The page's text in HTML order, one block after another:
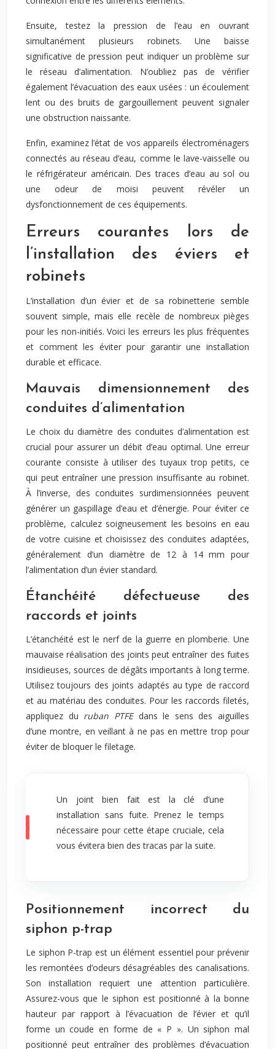
Ensuite, testez la pression de l’eau en ouvrant
simultanément plusieurs robinets. Une baisse
significative de pression peut indiquer un problème sur
le réseau d’alimentation. N’oubliez pas de vérifier
également l’évacuation des eaux usées : un écoulement
lent ou des bruits de gargouillement peuvent signaler
une obstruction naissante.
Enfin, examinez l’état de vos appareils électroménagers
connectés au réseau d’eau, comme le lave-vaisselle ou
le réfrigérateur américain. Des traces d’eau au sol ou
une odeur de moisi peuvent révéler un
dysfonctionnement de ces équipements.
Erreurs courantes lors de
l’installation des éviers et
robinets
L’installation d’un évier et de sa robinetterie semble
souvent simple, mais elle recèle de nombreux pièges
pour les non-initiés. Voici les erreurs les plus fréquentes
et comment les éviter pour garantir une installation
durable et efficace.
Mauvais dimensionnement des
conduites d’alimentation
Le choix du diamètre des conduites d’alimentation est
crucial pour assurer un débit d’eau optimal. Une erreur
courante consiste à utiliser des tuyaux trop petits, ce
qui peut entraîner une pression insuffisante au robinet.
À l’inverse, des conduites surdimensionnées peuvent
générer un gaspillage d’eau et d’énergie. Pour éviter ce
problème, calculez soigneusement les besoins en eau
de votre cuisine et choisissez des conduites adaptées,
généralement d’un diamètre de 12 à 14 mm pour
l’alimentation d’un évier standard.
Étanchéité défectueuse des
raccords et joints
L’étanchéité est le nerf de la guerre en plomberie. Une
mauvaise réalisation des joints peut entraîner des fuites
insidieuses, sources de dégâts importants à long terme.
Utilisez toujours des joints adaptés au type de raccord
et au matériau des conduites. Pour les raccords filetés,
appliquez du ruban PTFE dans le sens des aiguilles
d’une montre, en veillant à ne pas en mettre trop pour
éviter de bloquer le filetage.
Un joint bien fait est la clé d’une
installation sans fuite. Prenez le temps
nécessaire pour cette étape cruciale, cela
vous évitera bien des tracas par la suite.
Positionnement incorrect du
siphon p-trap
Le siphon P-trap est un élément essentiel pour prévenir
les remontées d’odeurs désagréables des canalisations.
Son installation requiert une attention particulière.
Assurez-vous que le siphon est positionné à la bonne
hauteur par rapport à l’évacuation de l’évier et qu’il
forme un coude en forme de « P ». Un siphon mal
positionné peut entraîner des problèmes d’évacuation